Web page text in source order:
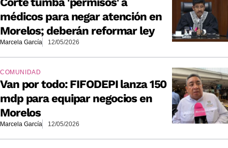
médicos para negar atención en
Morelos; deberán reformar ley
Marcela García 12/05/2026
COMUNIDAD
Van por todo: FIFODEPI lanza 150
mdp para equipar negocios en
Morelos
Marcela García 12/05/2026